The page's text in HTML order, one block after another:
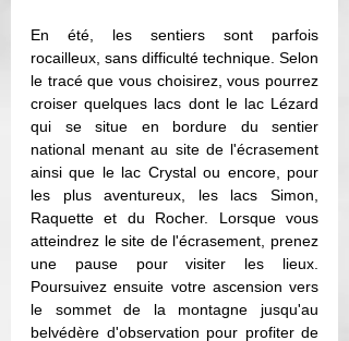
En été, les sentiers sont parfois
rocailleux, sans difficulté technique. Selon
le tracé que vous choisirez, vous pourrez
croiser quelques lacs dont le lac Lézard
qui se situe en bordure du sentier
national menant au site de l'écrasement
ainsi que le lac Crystal ou encore, pour
les plus aventureux, les lacs Simon,
Raquette et du Rocher. Lorsque vous
atteindrez le site de l'écrasement, prenez
une pause pour visiter les lieux.
Poursuivez ensuite votre ascension vers
le sommet de la montagne jusqu'au
belvédère d'observation pour profiter de